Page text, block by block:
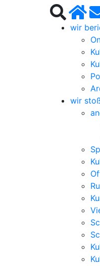
wir
wir